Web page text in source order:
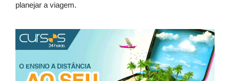
planejar a viagem.